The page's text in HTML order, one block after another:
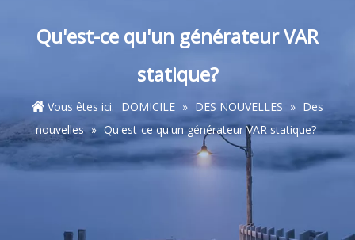
Qu'est-ce qu'un générateur VAR
statique?
Vous êtes ici: DOMICILE » DES NOUVELLES » Des
nouvelles » Qu'est-ce qu'un générateur VAR statique?